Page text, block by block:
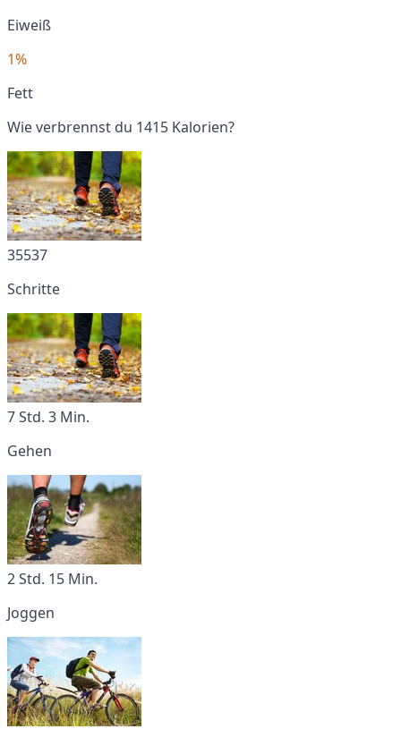
Eiweiß
1%
Fett
Wie verbrennst du 1415 Kalorien?
35537
Schritte
7 Std. 3 Min.
Gehen
2 Std. 15 Min.
Joggen